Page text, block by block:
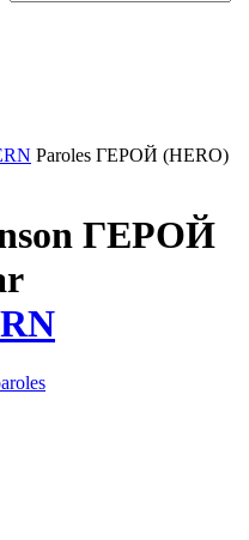
Paroles ГЕРОЙ (HERO)
ГЕРОЙ